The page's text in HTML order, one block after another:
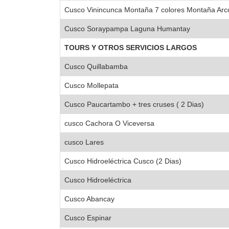
Cusco Vinincunca Montaña 7 colores Montaña
Cusco Soraypampa Laguna Humantay
TOURS Y OTROS SERVICIOS LARGOS
Cusco Quillabamba
Cusco Mollepata
Cusco Paucartambo + tres cruses ( 2 Dias)
cusco Cachora O Viceversa
cusco Lares
Cusco Hidroeléctrica Cusco (2 Dias)
Cusco Hidroeléctrica
Cusco Abancay
Cusco Espinar